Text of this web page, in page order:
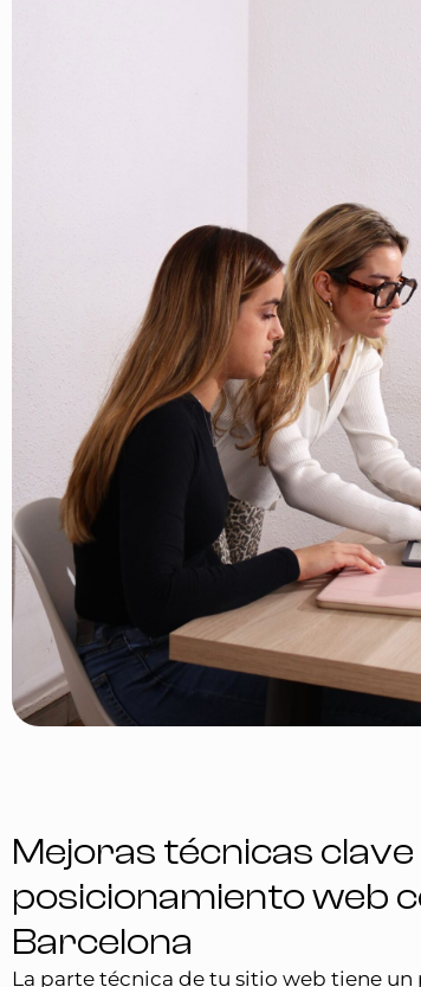
Mejoras técnicas
posicionamiento web
Barcelona
La parte técnica de tu sitio web tiene un